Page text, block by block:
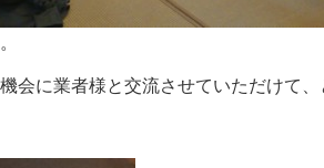
会に業者様と交流させていただけて